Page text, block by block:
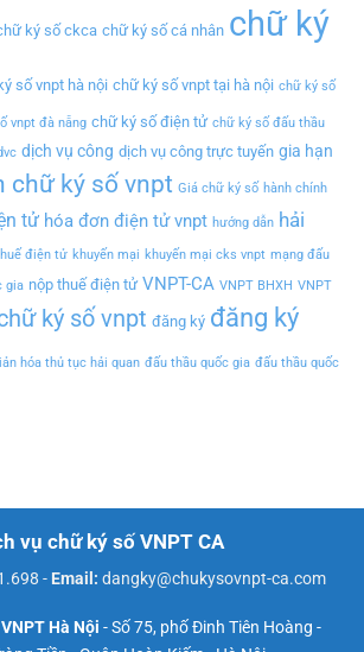
ký số ckca chữ ký số cá nhân chữ ký
số vnpt hà nội chữ ký số vnpt tại hà nội chữ ký số
vnpt đà nẵng chữ ký số điện tử chữ ký số đấu thầu
dịch vụ công dịch vụ công trực tuyến gia hạn
chữ ký số vnpt Giá chữ ký số hành chính
tử hóa đơn điện tử vnpt hướng dẫn hải
điện tử khuyến mại khuyến mại cks vnpt mạng đấu
gia nộp thuế điện tử VNPT-CA VNPT BHXH VNPT
ký số vnpt đăng ký đăng ký
hóa thủ tục hải quan đấu thầu quốc gia đấu thầu quốc
vụ chữ ký số VNPT CA
- Email: dangky@chukysovnpt-ca.com
Hà Nội - Số 75, phố Đinh Tiên Hoàng -